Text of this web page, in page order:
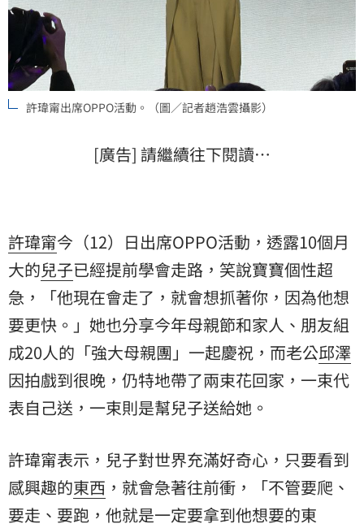
許瑋甯出席OPPO活動。（圖／記者趙浩雲攝影）
[廣告] 請繼續往下閱讀…
許瑋甯今（12）日出席OPPO活動，透露10個月
大的兒子已經提前學會走路，笑說寶寶個性超
急，「他現在會走了，就會想抓著你，因為他想
要更快。」她也分享今年母親節和家人、朋友組
成20人的「強大母親團」一起慶祝，而老公邱澤
因拍戲到很晚，仍特地帶了兩束花回家，一束代
表自己送，一束則是幫兒子送給她。
許瑋甯表示，兒子對世界充滿好奇心，只要看到
感興趣的東西 ，就會急著往前衝，「不管要爬、
要走、要跑，他就是一定要拿到他想要的東